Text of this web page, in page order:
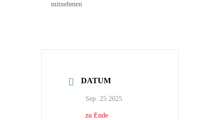
mitnehmen
DATUM
Sep. 25 2025
zu Ende